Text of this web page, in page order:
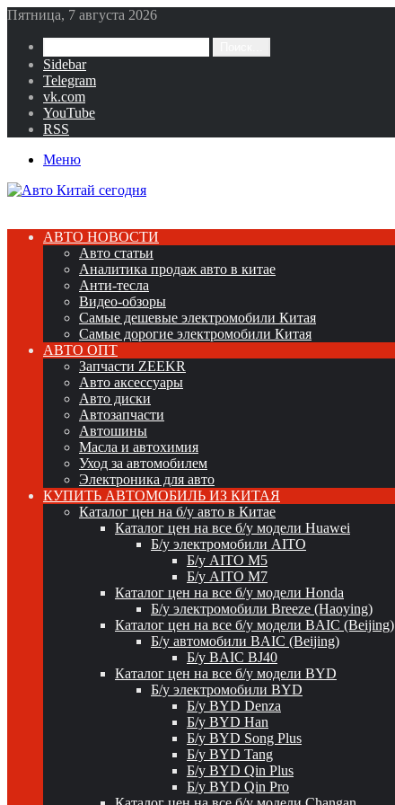
Пятница, 7 августа 2026
Sidebar
Telegram
vk.com
YouTube
RSS
Меню
АВТО НОВОСТИ
Авто статьи
Аналитика продаж авто в китае
Анти-тесла
Видео-обзоры
Самые дешевые электромобили Китая
Самые дорогие электромобили Китая
АВТО ОПТ
Запчасти ZEEKR
Авто аксессуары
Авто диски
Автозапчасти
Автошины
Масла и автохимия
Уход за автомобилем
Электроника для авто
КУПИТЬ АВТОМОБИЛЬ ИЗ КИТАЯ
Каталог цен на б/у авто в Китае
Каталог цен на все б/у модели Huawei
Б/у электромобили AITO
Б/у AITO M5
Б/у AITO M7
Каталог цен на все б/у модели Honda
Б/у электромобили Breeze (Haoying)
Каталог цен на все б/у модели BAIC (Beijing)
Б/у автомобили BAIC (Beijing)
Б/у BAIC BJ40
Каталог цен на все б/у модели BYD
Б/у электромобили BYD
Б/у BYD Denza
Б/у BYD Han
Б/у BYD Song Plus
Б/у BYD Tang
Б/у BYD Qin Plus
Б/у BYD Qin Pro